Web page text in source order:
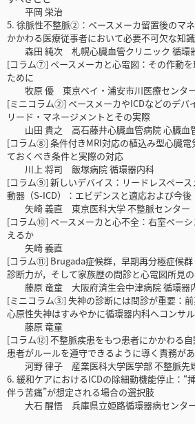
平岡 栄治
5. 徐脈性不整脈②：ペースメーカ留置後のマ
かかわる医療従事者において必要不可欠な知識
森田 純次 札幌心臓血管クリニック 循環
[コラム⑦] ペースメーカと心電図：その作動を
ために
牧原 優 東京ベイ・浦安市川医療センタ
[ミニコラム②] ペースメーカやICDなどのデバ
リード・マネージメントとその実際
山田 貴之 高石藤井心臓血管病院 心臓血
[コラム⑧] 条件付きMRI対応の植込み型心臓電
ておくべき条件と実際の対応
川上 将司 飯塚病院 循環器内科
[コラム⑨] 新しいデバイス：リードレスペー
動器（S-ICD）：エビデンスと適応および今後
矢崎 義直 東京医科大学 不整脈センター
[コラム⑩] ペースメーカと心不全：右室ペー
えるか
矢崎 義直
[コラム⑪] Brugada症候群，早期再分極症候
診断力が，そして家族歴の問診と心電図所見
藤原 竜童 大阪府済生会中津病院 循環器
[ミニコラム③] 失神の診断には問診が重要：
心原性失神はすみやかに循環器内科へコンサ
藤原 竜童
[コラム⑫] 不整脈疾患をもつ患者にかかわる
患者がルールを遵守できるように導く責務が
河野 律子 産業医科大学医学部 不整脈先
6. 緩和ケアにおけるICDの除細動機能停止：“
伴う苦痛”が想定される場合の選択肢
大石 醒悟 兵庫県立姫路循環器病センタ